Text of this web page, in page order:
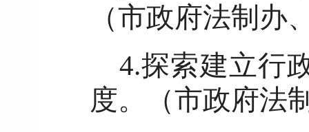
（市政府法制办
4.探索建立行
度。（市政府法